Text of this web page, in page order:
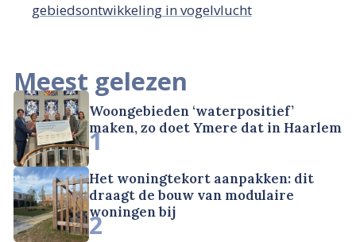
gebiedsontwikkeling in vogelvlucht
Meest gelezen
Woongebieden ‘waterpositief’
maken, zo doet Ymere dat in Haarlem
1
Het woningtekort aanpakken: dit
draagt de bouw van modulaire
woningen bij
2